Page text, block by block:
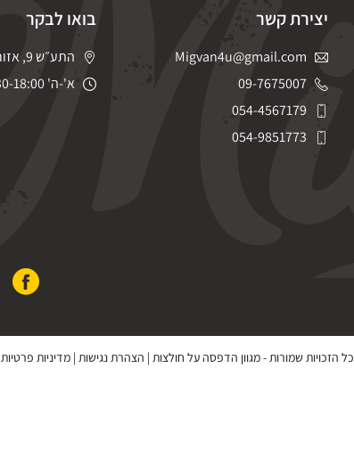
יצירת קשר
Migvan4u@gmail.com
09-7675007
054-4567179
054-9851773
בואו לבקר
התע״ש 9, אזור תעשיה, כפר סבא
א'-ה' 9:30-18:00 | ו' 9:30-12:00
כל הזכויות שמורות -מגוון הדפסה על חולצות | הצהרת נגישות |מדיניות פרטיות